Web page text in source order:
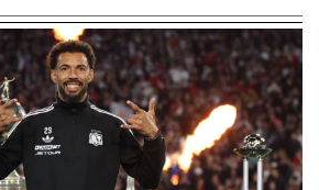
Football กีฬาฟุตบอล